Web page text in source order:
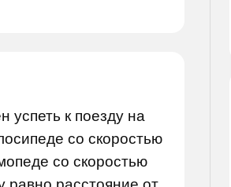
успеть к поезду на
со скоростью
со скоростью